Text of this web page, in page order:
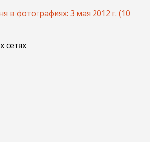
в фотографиях: 3 мая 2012 г. (10
сетях